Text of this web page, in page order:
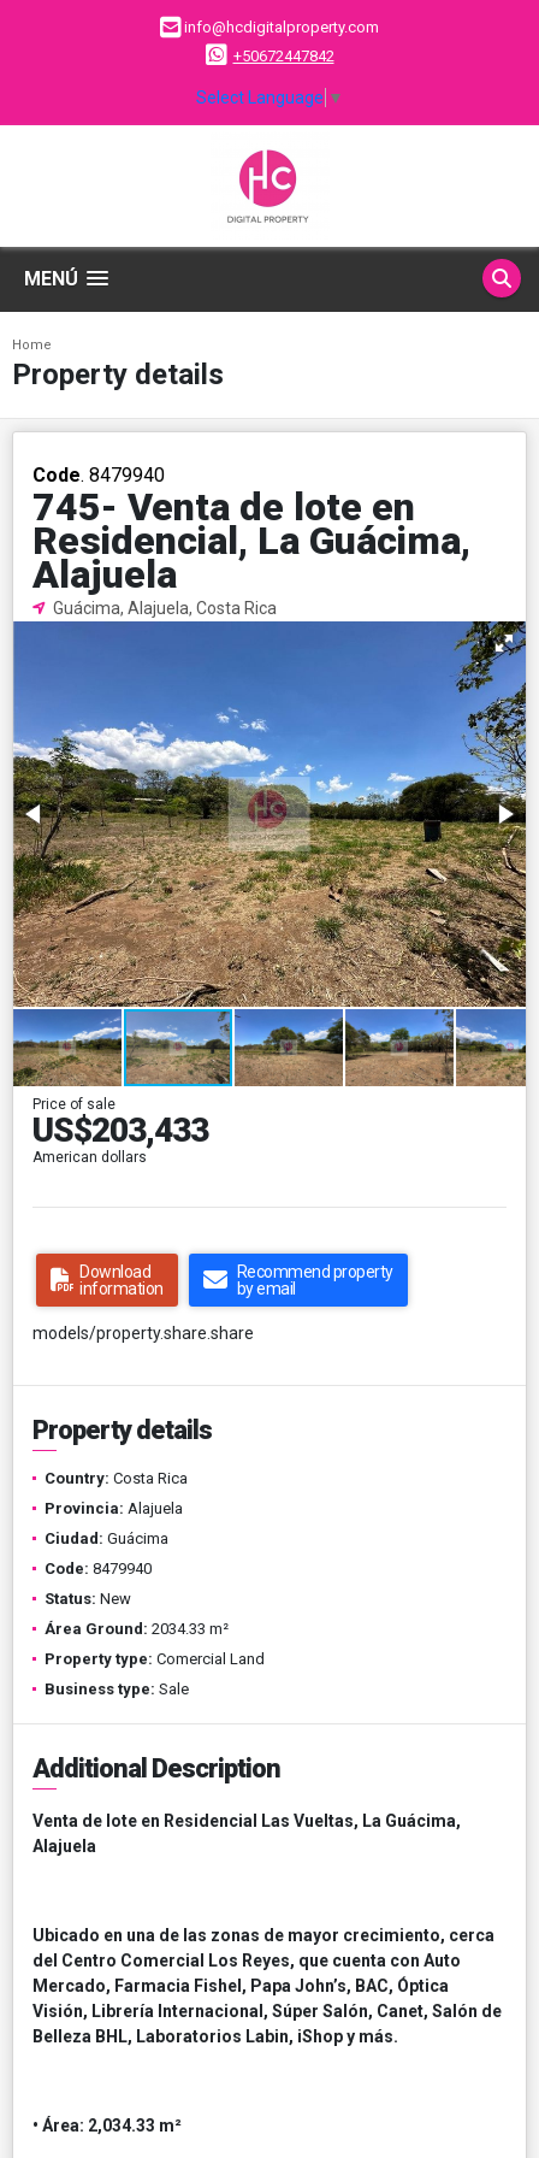
info@hcdigitalproperty.com
+50672447842
Select Language ▼
MENÚ
Home
Property details
Code. 8479940
745- Venta de lote en
Residencial, La Guácima,
Alajuela
Guácima, Alajuela, Costa Rica
Price of sale
US$203,433
American dollars
Download
information
Recommend property
by email
models/property.share.share
Property details
Country: Costa Rica
Provincia: Alajuela
Ciudad: Guácima
Code: 8479940
Status: New
Área Ground: 2034.33 m²
Property type: Comercial Land
Business type: Sale
Additional Description
Venta de lote en Residencial Las Vueltas, La Guácima,
Alajuela
Ubicado en una de las zonas de mayor crecimiento, cerca
del Centro Comercial Los Reyes, que cuenta con Auto
Mercado, Farmacia Fishel, Papa John’s, BAC, Óptica
Visión, Librería Internacional, Súper Salón, Canet, Salón de
Belleza BHL, Laboratorios Labin, iShop y más.
• Área: 2,034.33 m²